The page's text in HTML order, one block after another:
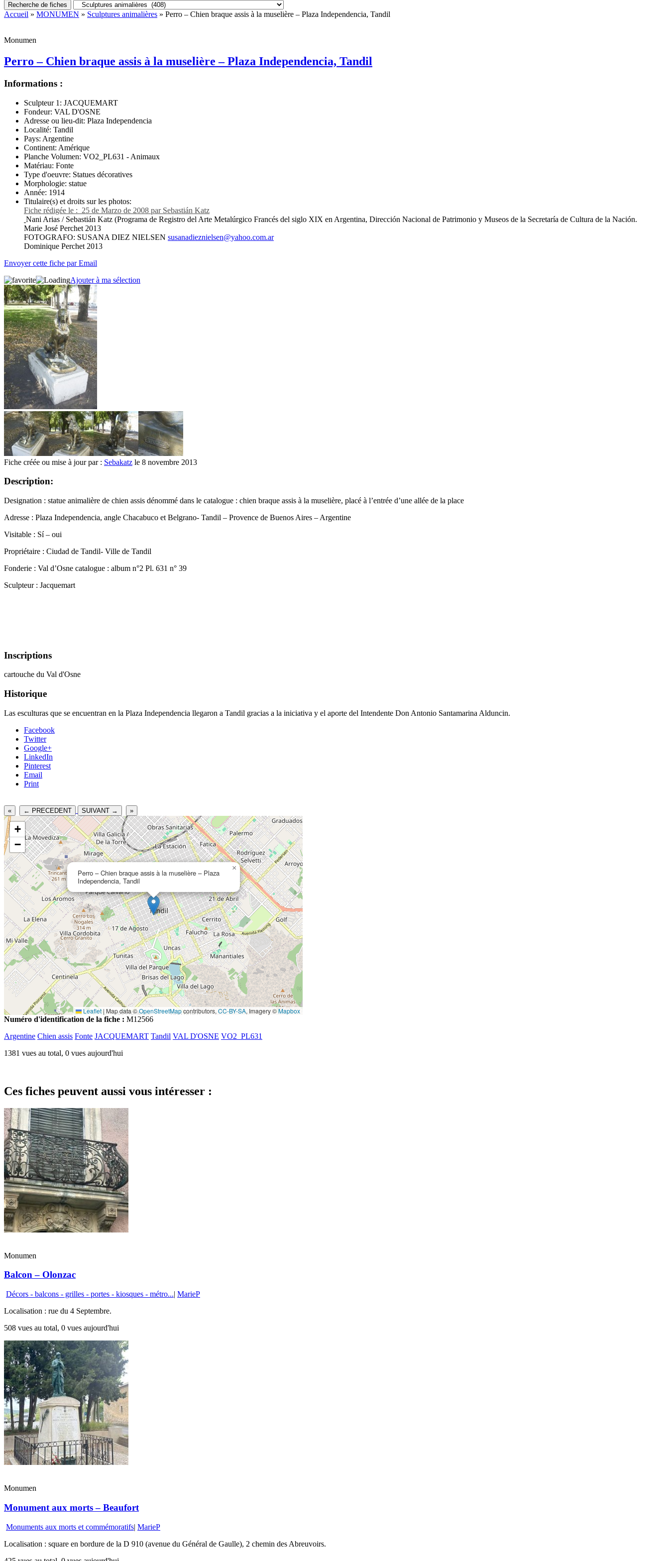
Recherche de fiches
Accueil » MONUMEN » Sculptures animalières » Perro – Chien braque assis à la muselière – Plaza Independencia, Tandil
Monumen
Perro – Chien braque assis à la muselière – Plaza Independencia, Tandil
Informations :
Sculpteur 1: JACQUEMART
Fondeur: VAL D'OSNE
Adresse ou lieu-dit: Plaza Independencia
Localité: Tandil
Pays: Argentine
Continent: Amérique
Planche Volumen: VO2_PL631 - Animaux
Matériau: Fonte
Type d'oeuvre: Statues décoratives
Morphologie: statue
Année: 1914
Titulaire(s) et droits sur les photos:
Fiche rédigée le : 25 de Marzo de 2008 par Sebastián Katz
Nani Arias / Sebastián Katz (Programa de Registro del Arte Metalúrgico Francés del siglo XIX en Argentina, Dirección Nacional de Patrimonio y Museos de la Secretaría de Cultura de la Nación.
Marie José Perchet 2013
FOTOGRAFO: SUSANA DIEZ NIELSEN susanadieznielsen@yahoo.com.ar
Dominique Perchet 2013
Envoyer cette fiche par Email
Ajouter à ma sélection
Fiche créée ou mise à jour par : Sebakatz le 8 novembre 2013
Description:
Designation : statue animalière de chien assis dénommé dans le catalogue : chien braque assis à la muselière, placé à l’entrée d’une allée de la place
Adresse : Plaza Independencia, angle Chacabuco et Belgrano- Tandil – Provence de Buenos Aires – Argentine
Visitable : Sí – oui
Propriétaire : Ciudad de Tandil- Ville de Tandil
Fonderie : Val d’Osne catalogue : album n°2 Pl. 631 n° 39
Sculpteur : Jacquemart
Inscriptions
cartouche du Val d'Osne
Historique
Las esculturas que se encuentran en la Plaza Independencia llegaron a Tandil gracias a la iniciativa y el aporte del Intendente Don Antonio Santamarina Alduncin.
Facebook
Twitter
Google+
LinkedIn
Pinterest
Email
Print
« ← PRECEDENT SUIVANT → »
Perro – Chien braque assis à la muselière – Plaza
Independencia, Tandil
×
+
−
Leaflet | Map data ©OpenStreetMapcontributors, CC-BY-SA, Imagery ©Mapbox
Numéro d'identification de la fiche : M12566
Argentine Chien assis Fonte JACQUEMART Tandil VAL D'OSNE VO2_PL631
1381 vues au total, 0 vues aujourd'hui
Ces fiches peuvent aussi vous intéresser :
Monumen
Balcon – Olonzac
Décors - balcons - grilles - portes - kiosques - métro...| MarieP
Localisation : rue du 4 Septembre.
508 vues au total, 0 vues aujourd'hui
Monumen
Monument aux morts – Beaufort
Monuments aux morts et commémoratifs| MarieP
Localisation : square en bordure de la D 910 (avenue du Général de Gaulle), 2 chemin des Abreuvoirs.